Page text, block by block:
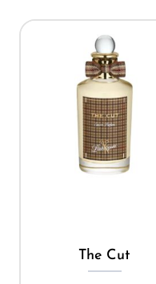
Blu Mediterraneo
Arancia di Capri